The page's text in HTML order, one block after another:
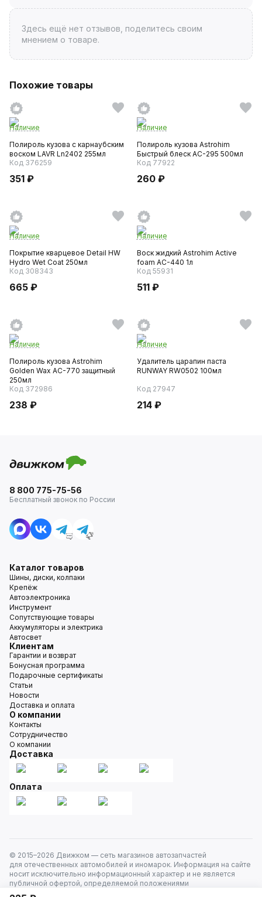
Здесь ещё нет отзывов, поделитесь своим
мнением о товаре.
Похожие товары
Наличие
Полироль кузова с карнаубским
воском LAVR Ln2402 255мл
Код 376259
351 ₽
Наличие
Полироль кузова Astrohim
Быстрый блеск AC-295 500мл
Код 77922
260 ₽
Наличие
Покрытие кварцевое Detail HW
Hydro Wet Coat 250мл
Код 308343
665 ₽
Наличие
Воск жидкий Astrohim Active
foam AC-440 1л
Код 55931
511 ₽
Наличие
Полироль кузова Astrohim
Golden Wax AC-770 защитный
250мл
Код 372986
238 ₽
Наличие
Удалитель царапин паста
RUNWAY RW0502 100мл
Код 27947
214 ₽
8 800 775-75-56
Бесплатный звонок по России
Каталог товаров
Шины, диски, колпаки
Крепёж
Автоэлектроника
Инструмент
Сопутствующие товары
Аккумуляторы и электрика
Автосвет
Клиентам
Гарантии и возврат
Бонусная программа
Подарочные сертификаты
Статьи
Новости
Доставка и оплата
О компании
Контакты
Сотрудничество
О компании
Доставка
Оплата
© 2015–2026 Движком — сеть магазинов автозапчастей
для отечественных автомобилей и иномарок. Информация на сайте
носит исключительно информационный характер и не является
публичной офертой, определяемой положениями